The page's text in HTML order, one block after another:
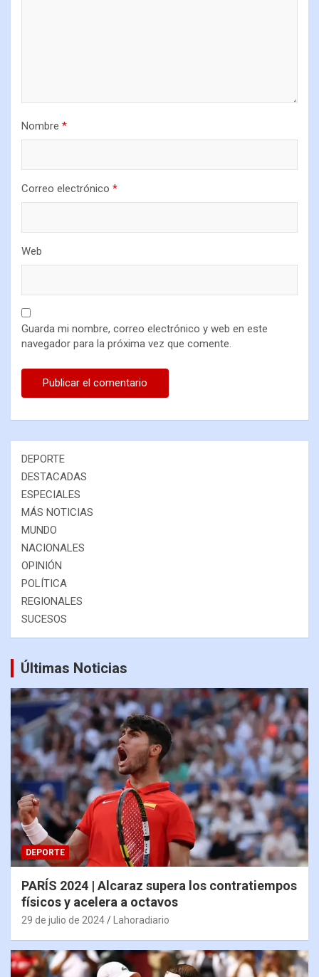
Nombre *
Correo electrónico *
Web
Guarda mi nombre, correo electrónico y web en este
navegador para la próxima vez que comente.
DEPORTE
DESTACADAS
ESPECIALES
MÁS NOTICIAS
MUNDO
NACIONALES
OPINIÓN
POLÍTICA
REGIONALES
SUCESOS
Últimas Noticias
DEPORTE
PARÍS 2024 | Alcaraz supera los contratiempos
físicos y acelera a octavos
29 de julio de 2024 Lahoradiario